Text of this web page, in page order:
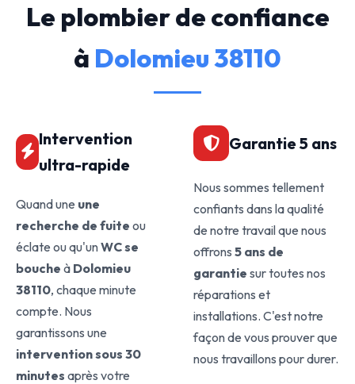
Le plombier de confiance
à Dolomieu 38110
Intervention
ultra-rapide
Quand une une
recherche de fuite ou
éclate ou qu'unWC se
bouche à Dolomieu
38110, chaque minute
compte. Nous
garantissons une
intervention sous 30
minutes après votre
Garantie 5 ans
Nous sommes tellement
confiants dans la qualité
de notre travail que nous
offrons 5 ans de
garantie sur toutes nos
réparations et
installations. C'est notre
façon de vous prouver que
nous travaillons pour durer.